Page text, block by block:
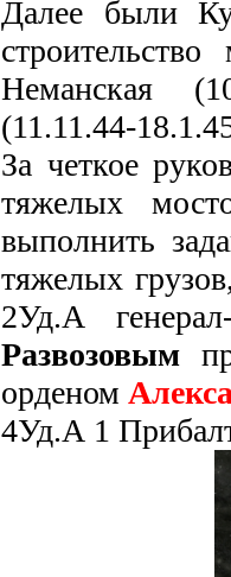
Далее были
Неманская
(11.11.44-
За четкое
тяжелых
выполнить
тяжелых
2Уд.А
Развозовым
орденом
4Уд.А 1